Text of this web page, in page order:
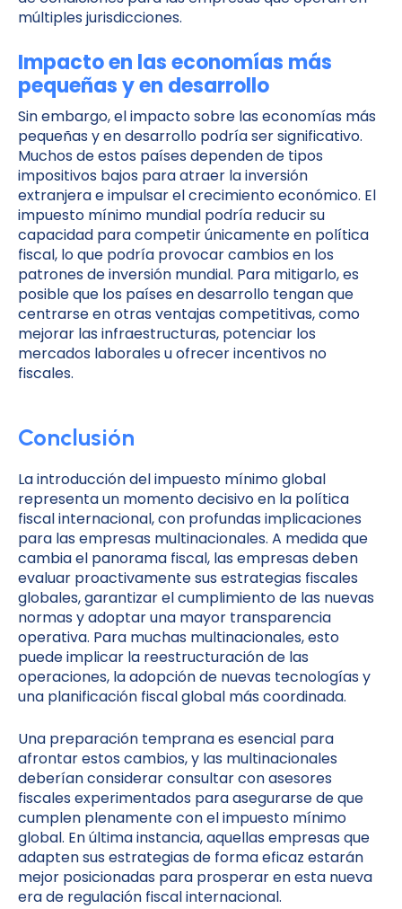
múltiples jurisdicciones.
Impacto en las economías más
pequeñas y en desarrollo
Sin embargo, el impacto sobre las economías más
pequeñas y en desarrollo podría ser significativo.
Muchos de estos países dependen de tipos
impositivos bajos para atraer la inversión
extranjera e impulsar el crecimiento económico. El
impuesto mínimo mundial podría reducir su
capacidad para competir únicamente en política
fiscal, lo que podría provocar cambios en los
patrones de inversión mundial. Para mitigarlo, es
posible que los países en desarrollo tengan que
centrarse en otras ventajas competitivas, como
mejorar las infraestructuras, potenciar los
mercados laborales u ofrecer incentivos no
fiscales.
Conclusión
La introducción del impuesto mínimo global
representa un momento decisivo en la política
fiscal internacional, con profundas implicaciones
para las empresas multinacionales. A medida que
cambia el panorama fiscal, las empresas deben
evaluar proactivamente sus estrategias fiscales
globales, garantizar el cumplimiento de las nuevas
normas y adoptar una mayor transparencia
operativa. Para muchas multinacionales, esto
puede implicar la reestructuración de las
operaciones, la adopción de nuevas tecnologías y
una planificación fiscal global más coordinada.
Una preparación temprana es esencial para
afrontar estos cambios, y las multinacionales
deberían considerar consultar con asesores
fiscales experimentados para asegurarse de que
cumplen plenamente con el impuesto mínimo
global. En última instancia, aquellas empresas que
adapten sus estrategias de forma eficaz estarán
mejor posicionadas para prosperar en esta nueva
era de regulación fiscal internacional.